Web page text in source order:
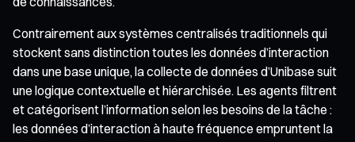
Contrairement aux systèmes centralisés traditionnels qui
stockent sans distinction toutes les données d’interaction
dans une base unique, la collecte de données d’Unibase suit
une logique contextuelle et hiérarchisée. Les agents filtrent
et catégorisent l’information selon les besoins de la tâche :
les données d’interaction à haute fréquence empruntent la